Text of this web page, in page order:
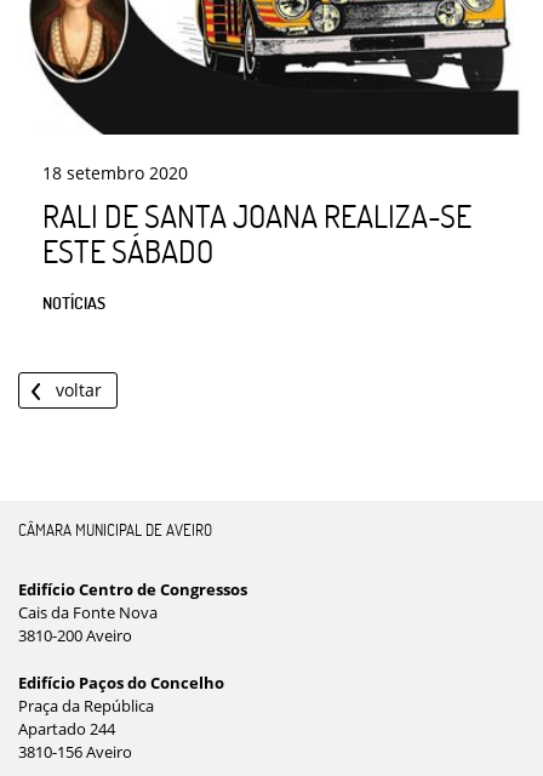
18 setembro 2020
RALI DE SANTA JOANA REALIZA-SE
ESTE SÁBADO
NOTÍCIAS
voltar
CÂMARA MUNICIPAL DE AVEIRO
Edifício Centro de Congressos
Cais da Fonte Nova
3810-200 Aveiro
Edifício Paços do Concelho
Praça da República
Apartado 244
3810-156 Aveiro